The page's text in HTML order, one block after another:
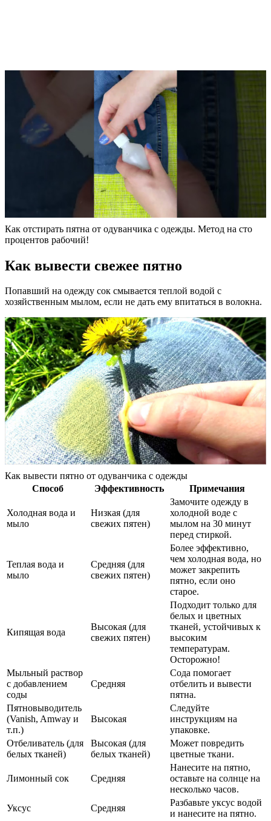
Как отстирать пятна от одуванчика с одежды. Метод на сто
процентов рабочий!
Как вывести свежее пятно
Попавший на одежду сок смывается теплой водой с
хозяйственным мылом, если не дать ему впитаться в волокна.
Как вывести пятно от одуванчика с одежды
Способ
Эффективность Примечания
Холодная вода и
мыло
Низкая (для
свежих пятен)
Замочите одежду в
холодной воде с
мылом на 30 минут
перед стиркой.
Теплая вода и
мыло
Средняя (для
свежих пятен)
Более эффективно,
чем холодная вода, но
может закрепить
пятно, если оно
старое.
Кипящая вода
Высокая (для
свежих пятен)
Подходит только для
белых и цветных
тканей, устойчивых к
высоким
температурам.
Осторожно!
Мыльный раствор
с добавлением
соды
Средняя
Сода помогает
отбелить и вывести
пятна.
Пятновыводитель
(Vanish, Amway и
т.п.)
Высокая
Следуйте
инструкциям на
упаковке.
Отбеливатель (для
белых тканей)
Высокая (для
белых тканей)
Может повредить
цветные ткани.
Лимонный сок Средняя
Нанесите на пятно,
оставьте на солнце на
несколько часов.
Уксус
Средняя
Разбавьте уксус водой
и нанесите на пятно.